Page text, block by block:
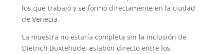
los que trabajó y se formó directamente en la ciudad
de Venecia.
La muestra no estaría completa sin la inclusión de
Dietrich Buxtehude, eslabón directo entre los